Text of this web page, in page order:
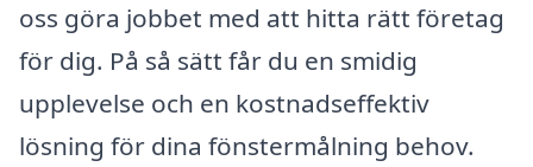
oss göra jobbet med att hitta rätt företag
för dig. På så sätt får du en smidig
upplevelse och en kostnadseffektiv
lösning för dina fönstermålning behov.